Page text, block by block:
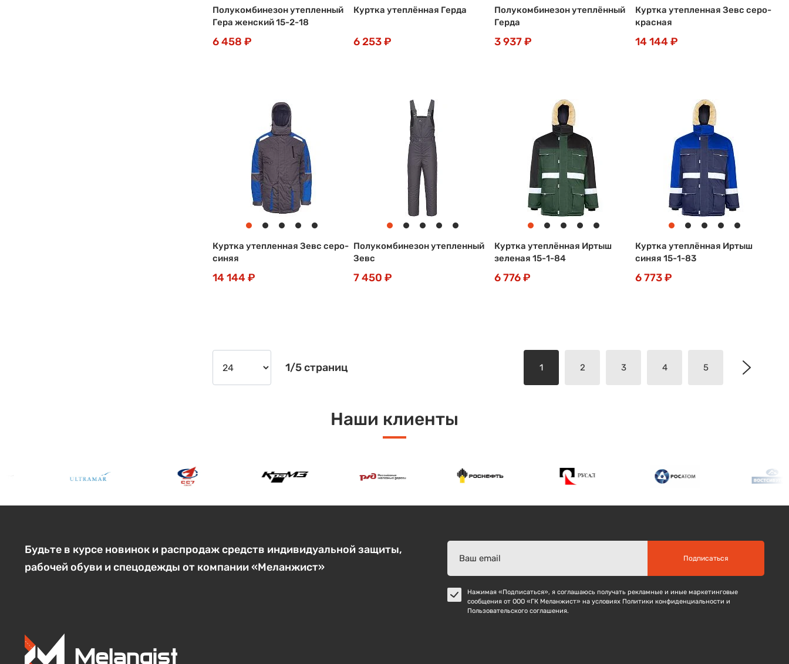
Полукомбинезон утепленный
Гера женский 15-2-18
6 458 ₽
Куртка утеплённая Герда
6 253 ₽
Полукомбинезон утеплённый
Герда
3 937 ₽
Куртка утепленная Зевс серо-
красная
14 144 ₽
Куртка утепленная Зевс серо-
синяя
14 144 ₽
Полукомбинезон утепленный
Зевс
7 450 ₽
Куртка утеплённая Иртыш
зеленая 15-1-84
6 776 ₽
Куртка утеплённая Иртыш
синяя 15-1-83
6 773 ₽
1/5 страниц 1 2 3 4 5
Наши клиенты
Будьте в курсе новинок и распродаж средств индивидуальной защиты,
рабочей обуви и спецодежды от компании «Меланжист»
Подписаться
Нажимая «Подписаться», я соглашаюсь получать рекламные и иные маркетинговые
сообщения от ООО «ГК Меланжист» на условиях Политики конфиденциальности и
Пользовательского соглашения.